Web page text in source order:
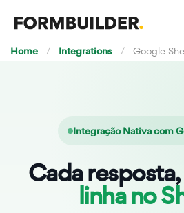
Home / Integrations / Google
Integração Nativa com
Cada resposta,
linha no